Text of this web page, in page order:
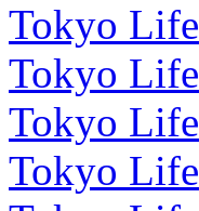
Tokyo Life
Tokyo Life
Tokyo Life
Tokyo Life